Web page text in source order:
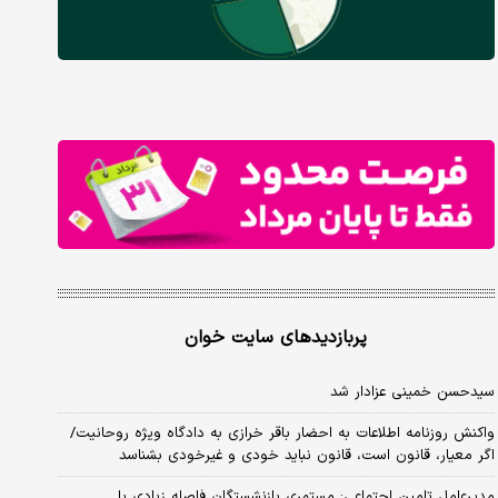
پربازدیدهای سایت خوان
سیدحسن خمینی عزادار شد
واکنش روزنامه اطلاعات به احضار باقر خرازی به دادگاه ویژه روحانیت/
اگر معیار، قانون است، قانون نباید خودی و غیرخودی بشناسد